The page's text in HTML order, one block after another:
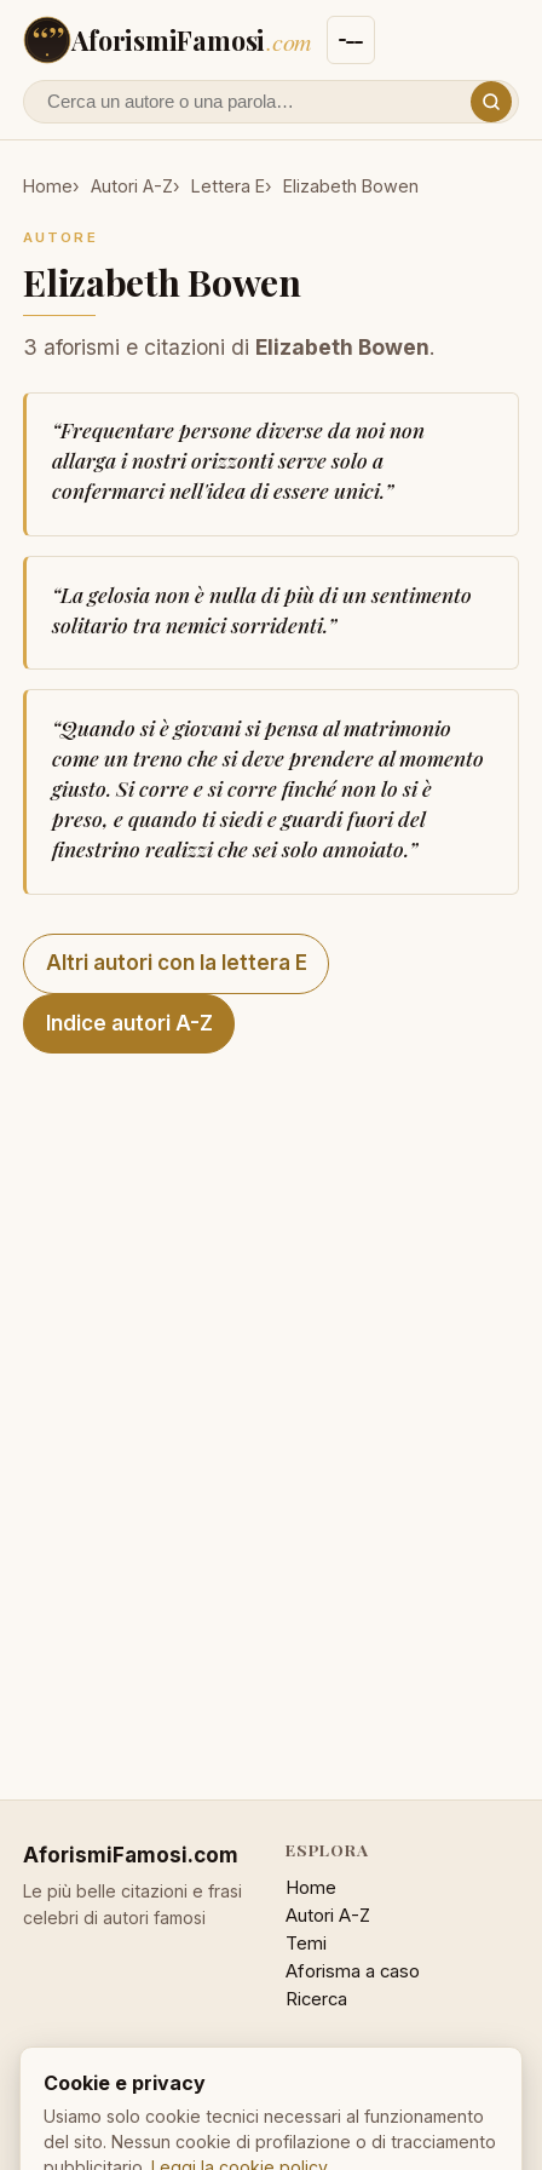
AforismiFamosi.com
Cerca un autore o un aforisma
Home Autori A-Z Lettera E Elizabeth Bowen
AUTORE
Elizabeth Bowen
3 aforismi e citazioni di Elizabeth Bowen.
“Frequentare persone diverse da noi non
allarga i nostri orizzonti serve solo a
confermarci nell'idea di essere unici.”
“La gelosia non è nulla di più di un sentimento
solitario tra nemici sorridenti.”
“Quando si è giovani si pensa al matrimonio
come un treno che si deve prendere al momento
giusto. Si corre e si corre finché non lo si è
preso, e quando ti siedi e guardi fuori del
finestrino realizzi che sei solo annoiato.”
Altri autori con la lettera E
Indice autori A-Z
AforismiFamosi.com
Le più belle citazioni e frasi
celebri di autori famosi
ESPLORA
Home
Autori A-Z
Temi
Aforisma a caso
Ricerca
ACCOUNT
Accedi
Registrati
Password dimenticata
INFO
Privacy
Cookie policy
Cookie e privacy
Usiamo solo cookie tecnici necessari al funzionamento
del sito. Nessun cookie di profilazione o di tracciamento